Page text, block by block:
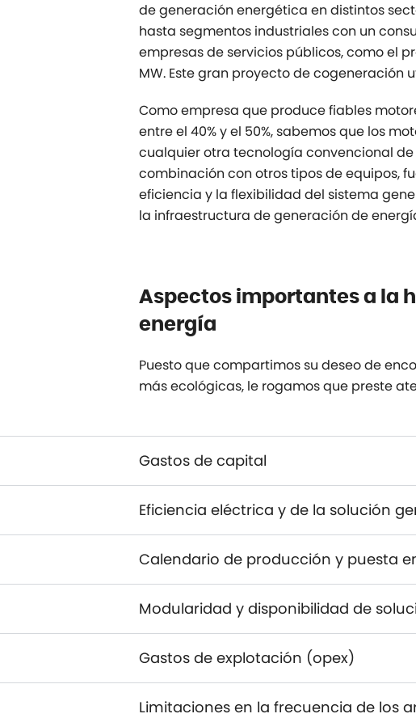
de generación energética en distintos
hasta segmentos industriales con un
empresas de servicios públicos, como el
MW. Este gran proyecto de cogeneración
Como empresa que produce fiables
entre el 40% y el 50%, sabemos que los
cualquier otra tecnología convencional
combinación con otros tipos de equipos,
eficiencia y la flexibilidad del sistema
la infraestructura de generación de
Aspectos importantes a la
energía
Puesto que compartimos su deseo de
más ecológicas, le rogamos que preste
Gastos de capital
Eficiencia eléctrica y de la solución
Calendario de producción y puesta
Modularidad y disponibilidad de
Gastos de explotación (opex)
Limitaciones en la frecuencia de los